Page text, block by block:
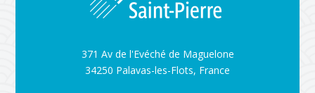
371 Av de l'Evéché de Maguelone
34250 Palavas-les-Flots, France